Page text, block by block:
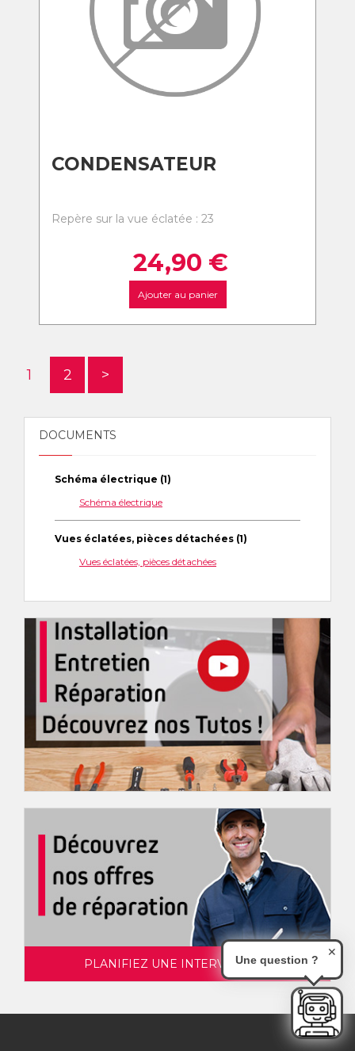
CONDENSATEUR
Repère sur la vue éclatée : 23
24,90 €
Ajouter au panier
1 2 >
DOCUMENTS
Schéma électrique (1)
Schéma électrique
Vues éclatées, pièces détachées (1)
Vues éclatées, pièces détachées
PLANIFIEZ UNE INTERVENTIONUne question ?
✕